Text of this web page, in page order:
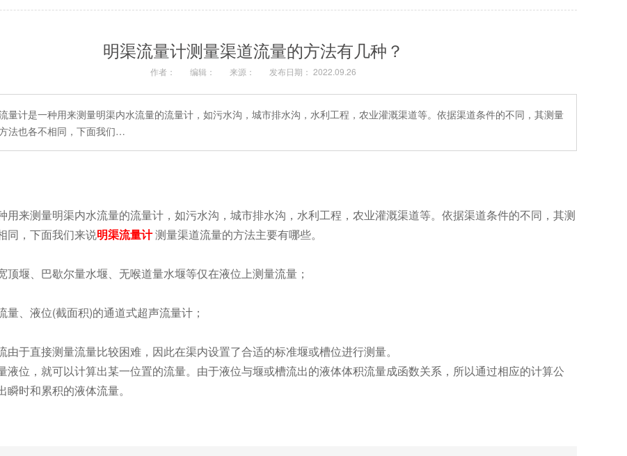
明渠流量计测量渠道流量的方法有几种？
作者： 编辑： 来源： 发布日期： 2022.09.26
量计是一种用来测量明渠内水流量的流量计，如污水沟，城市排水沟，水利工程，农业灌溉渠道等。依据渠道条件的不同，其测量
法也各不相同，下面我们…
用来测量明渠内水流量的流量计，如污水沟，城市排水沟，水利工程，农业灌溉渠道等。依据渠道条件的不同，其测
同，下面我们来说明渠流量计测量渠道流量的方法主要有哪些。
堰、巴歇尔量水堰、无喉道量水堰等仅在液位上测量流量；
、液位(截面积)的通道式超声流量计；
于直接测量流量比较困难，因此在渠内设置了合适的标准堰或槽位进行测量。
液位，就可以计算出某一位置的流量。由于液位与堰或槽流出的液体体积流量成函数关系，所以通过相应的计算公
瞬时和累积的液体流量。